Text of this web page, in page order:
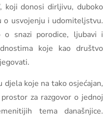
koji donosi dirljivu, duboko
o usvojenju i udomiteljstvu.
snazi porodice, ljubavi i
koje kao društvo
koje na tako osjećajan,
za razgovor o jednoj
tema današnjice.